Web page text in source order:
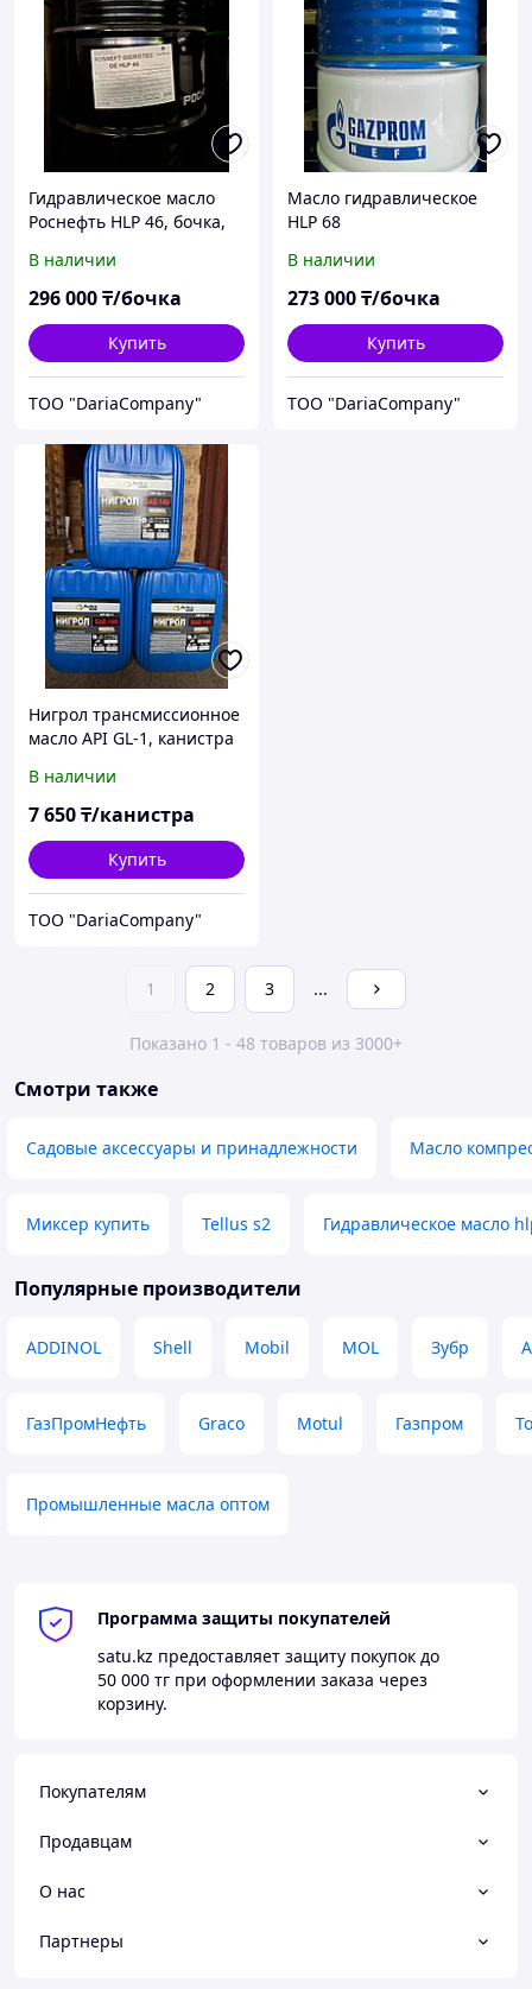
Гидравлическое масло
Роснефть HLP 46, бочка,
В наличии
296 000₸/бочка
Купить
TOO "DariaCompany"
Масло гидравлическое
HLP 68
В наличии
273 000₸/бочка
Купить
TOO "DariaCompany"
Нигрол трансмиссионное
масло API GL-1, канистра
В наличии
7 650₸/канистра
Купить
TOO "DariaCompany"
1 2 3 ...
Показано 1 - 48 товаров из 3000+
Смотри также
Садовые аксессуары и принадлежности Масло
Миксер купить Tellus s2 Гидравлическое масло
Популярные производители
ADDINOL Shell Mobil MOL Зубр
ГазПромНефть Graco Motul Газпром
Промышленные масла оптом
Программа защиты покупателей
satu.kz предоставляет защиту покупок до
50 000 тг при оформлении заказа через
корзину.
Покупателям
Продавцам
О нас
Партнеры